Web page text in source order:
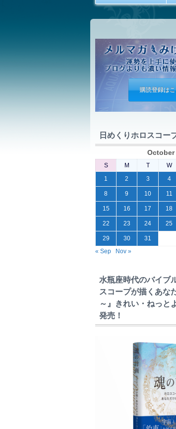
購読登録は
日めくりホロスコー
October
S M T W
1
2 3 4
8 9 10 11
15 16 17 18
22 23 24 25
29 30
31
« Sep
Nov »
水瓶座時代のバイブ
スコープが描くあな
～』きれい・ねっと
発売！